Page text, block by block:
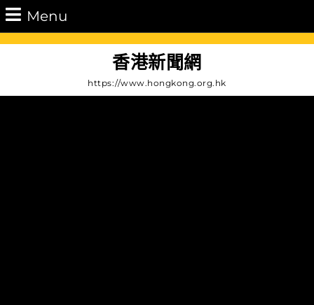
Skip
to
content
Menu
香港新聞網
https://www.hongkong.org.hk